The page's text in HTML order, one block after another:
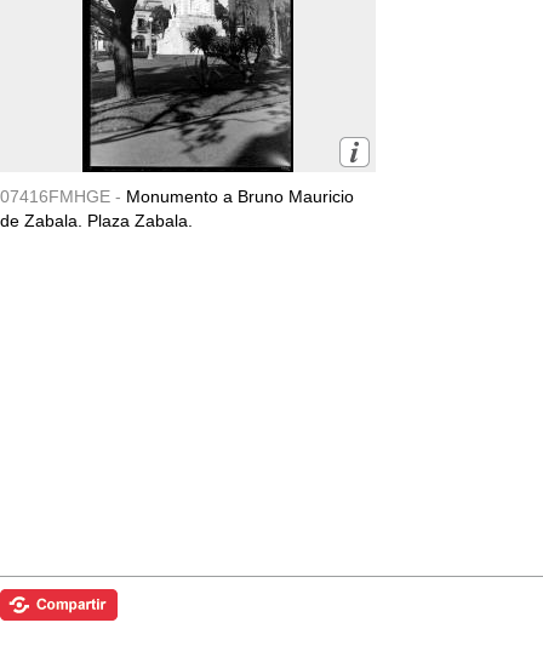
07416FMHGE - Monumento a Bruno Mauricio
de Zabala. Plaza Zabala.